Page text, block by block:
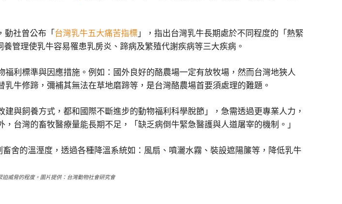
動社曾公布「台灣乳牛五大痛苦指標 」，指出台灣乳牛長期處於不同程度的「熱緊
管理使乳牛容易罹患乳房炎、蹄病及繁殖代謝疾病等三大疾病。
利標準與因應措施。例如：國外良好的酪農場一定有放牧場，然而台灣地狹人
牛修蹄，彌補其無法在草地磨蹄等，是台灣酪農場首要須處理的難題。
與飼養方式，都和國際不斷進步的動物福利科學脫節」，急需透過更專業人力，
台灣的畜牧醫療量能長期不足，「缺乏病倒牛緊急醫護與人道屠宰的機制。」
威脅的程度。圖片提供：台灣動物社會研究會